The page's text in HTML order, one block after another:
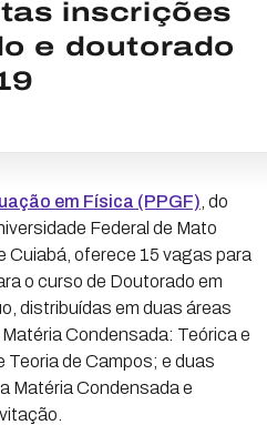
inscrições
e doutorado
em Física (PPGF) , do
Federal de Mato
Cuiabá, oferece 15 vagas para
o curso de Doutorado em
distribuídas em duas áreas
Condensada: Teórica e
Teoria de Campos; e duas
Matéria Condensada e